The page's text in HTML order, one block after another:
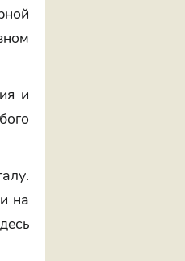
и
на